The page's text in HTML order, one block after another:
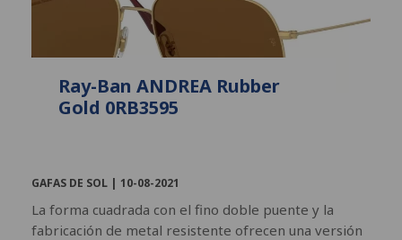
Ray-Ban ANDREA Rubber
Gold 0RB3595
GAFAS DE SOL | 10-08-2021
La forma cuadrada con el fino doble puente y la
fabricación de metal resistente ofrecen una versión